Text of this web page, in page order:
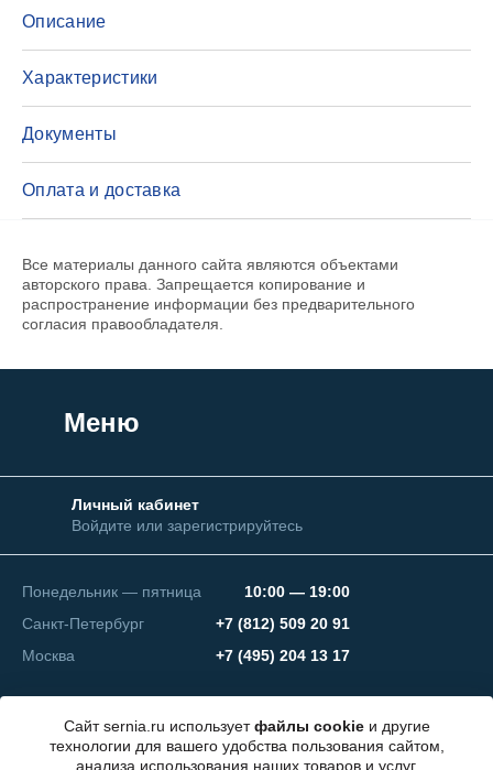
Сайт sernia.ru используетфайлы cookieи другие
технологии для вашего удобства пользования сайтом,
анализа использования наших товаров и услуг.
Описание
Характеристики
Документы
Оплата и доставка
Все материалы данного сайта являются объектами
авторского права. Запрещается копирование и
распространение информации без предварительного
согласия правообладателя.
Меню
Личный кабинет
Войдите или зарегистрируйтесь
Понедельник — пятница
10:00 — 19:00
Санкт-Петербург
+7 (812) 509 20 91
Москва
+7 (495) 204 13 17